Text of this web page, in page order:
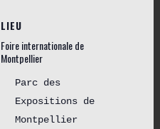
LIEU
Foire internationale de
Montpellier
Parc des
Expositions de
Montpellier